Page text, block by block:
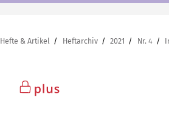
Hefte & Artikel Heftarchiv 2021 Nr. 4